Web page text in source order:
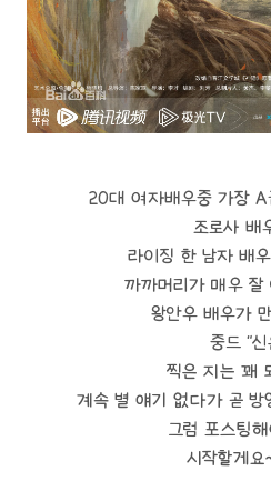
20대 여자배우중 가장 A
조로사 배
라이징 한 남자 배
까까머리가 매우 잘
왕안우 배우가
중드 “신
찍은 지는 꽤
계속 별 얘기 없다가 곧 방
그럼 포스팅해
시작할게